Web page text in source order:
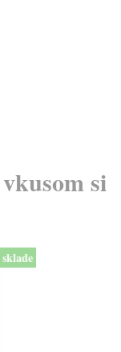
si